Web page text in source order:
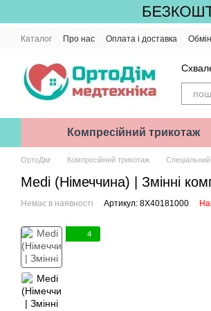
Перейти до основного контенту
Каталог Про нас Оплата і доставка
Компресійний трикотаж
ОртоДім Компресійний трикотаж
Medi (Німеччина) | Змінні
Немає в наявності Артикул: 8X40181000
4